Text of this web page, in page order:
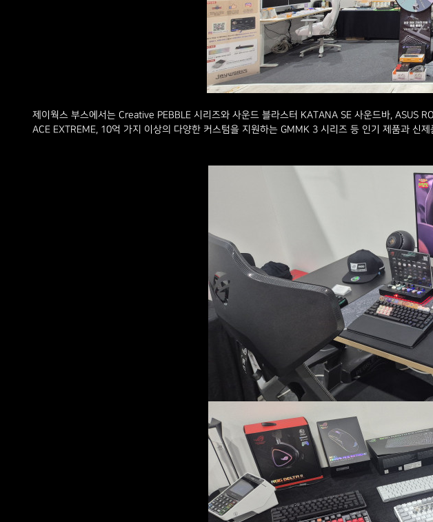
제이웍스 부스에서는 Creative PEBBLE 시리즈와 사운드 블라스터 KATANA SE 사운드바, ASUS
ACE EXTREME, 10억 가지 이상의 다양한 커스텀을 지원하는 GMMK 3 시리즈 등 인기 제품과 신